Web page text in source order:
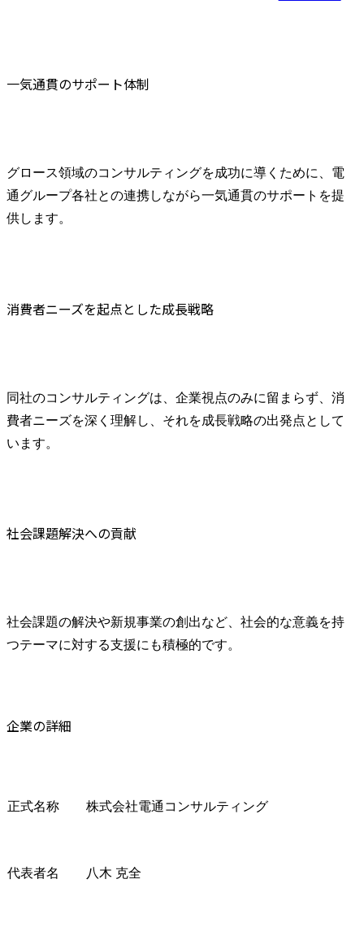
一気通貫のサポート体制
グロース領域のコンサルティングを成功に導くために、電
通グループ各社との連携しながら一気通貫のサポートを提
供します。
消費者ニーズを起点とした成長戦略
同社のコンサルティングは、企業視点のみに留まらず、消
費者ニーズを深く理解し、それを成長戦略の出発点として
います。
社会課題解決への貢献
社会課題の解決や新規事業の創出など、社会的な意義を持
つテーマに対する支援にも積極的です。
企業の詳細
正式名称 株式会社電通コンサルティング
代表者名 八木 克全